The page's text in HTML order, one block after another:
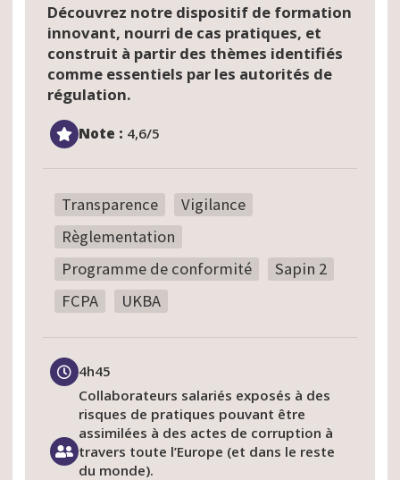
Découvrez notre dispositif de formation
innovant, nourri de cas pratiques, et
construit à partir des thèmes identifiés
comme essentiels par les autorités de
régulation.
Note : 4,6/5
Transparence
Vigilance
Règlementation
Programme de conformité
Sapin 2
FCPA
UKBA
4h45
Collaborateurs salariés exposés à des
risques de pratiques pouvant être
assimilées à des actes de corruption à
travers toute l’Europe (et dans le reste
du monde).